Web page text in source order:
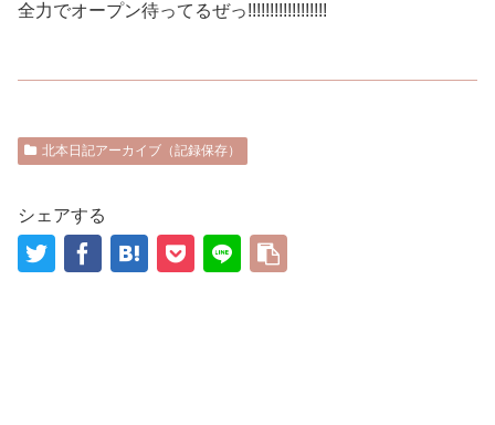
全力でオープン待ってるぜっ!!!!!!!!!!!!!!!!!!
北本日記アーカイブ（記録保存）
シェアする